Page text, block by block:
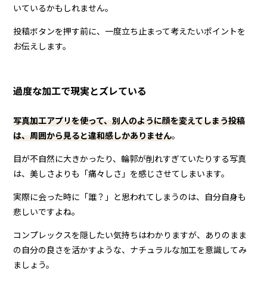
いているかもしれません。
投稿ボタンを押す前に、一度立ち止まって考えたいポイントを
お伝えします。
過度な加工で現実とズレている
写真加工アプリを使って、別人のように顔を変えてしまう投稿
は、周囲から見ると違和感しかありません。
目が不自然に大きかったり、輪郭が削れすぎていたりする写真
は、美しさよりも「痛々しさ」を感じさせてしまいます。
実際に会った時に「誰？」と思われてしまうのは、自分自身も
悲しいですよね。
コンプレックスを隠したい気持ちはわかりますが、ありのまま
の自分の良さを活かすような、ナチュラルな加工を意識してみ
ましょう。